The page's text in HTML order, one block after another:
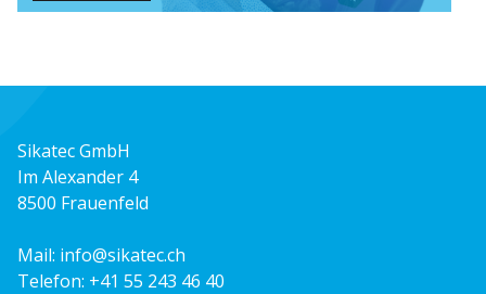
Sikatec GmbH
Im Alexander 4
8500 Frauenfeld
Mail: info@sikatec.ch
Telefon: +41 55 243 46 40